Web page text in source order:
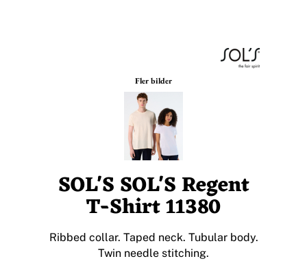
Fler bilder
SOL'S SOL'S Regent
T-Shirt 11380
Ribbed collar. Taped neck. Tubular body.
Twin needle stitching.